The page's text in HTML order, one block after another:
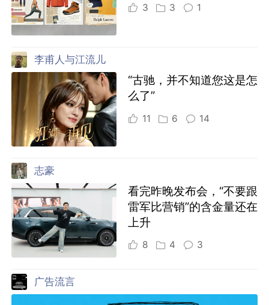
3 3 1
李甫人与江流儿
“古驰，并不知道您这是怎
么了”
11 6 14
志豪
看完昨晚发布会，“不要跟
雷军比营销”的含金量还在
上升
8 4 3
广告流言